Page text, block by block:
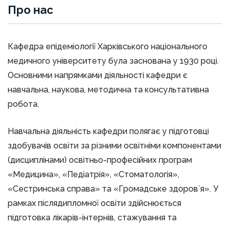
Про нас
Кафедра епідеміології Харківського національного
медичного університету була заснована у 1930 році.
Основними напрямками діяльності кафедри є
навчальна, наукова, методична та консультативна
робота.
Навчальна діяльність кафедри полягає у підготовці
здобувачів освіти за різними освітніми компонентами
(дисциплінами) освітньо-професійних програм
«Медицина», «Педіатрія», «Стоматологія»,
«Сестринська справа» та «Громадське здоров`я». У
рамках післядипломної освіти здійснюється
підготовка лікарів-інтернів, стажування та